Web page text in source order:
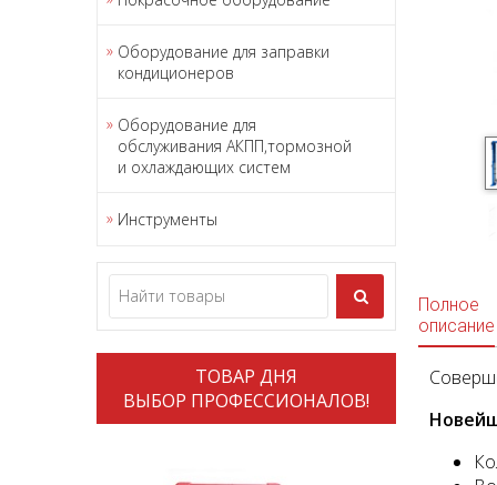
Оборудование для заправки
кондиционеров
Оборудование для
обслуживания АКПП,тормозной
и охлаждающих систем
Инструменты
ТОВАР ДНЯ
ВЫБОР ПРОФЕССИОНАЛОВ!
Полное
описание